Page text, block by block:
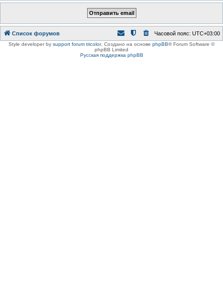
Список форумов Часовой пояс: UTC+03:00
Style developer by support forum tricolor, Создано на основе phpBB® Forum Software ©
phpBB Limited
Русская поддержка phpBB